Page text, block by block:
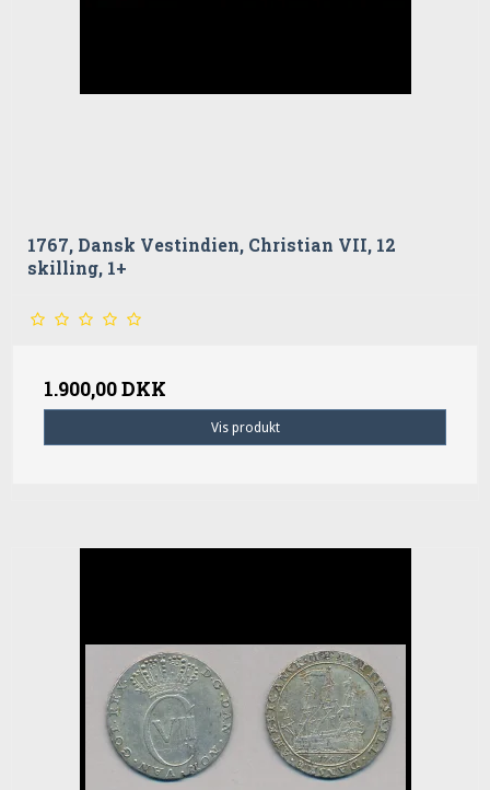
1767, Dansk Vestindien, Christian VII, 12
skilling, 1+
1.900,00 DKK
Vis produkt